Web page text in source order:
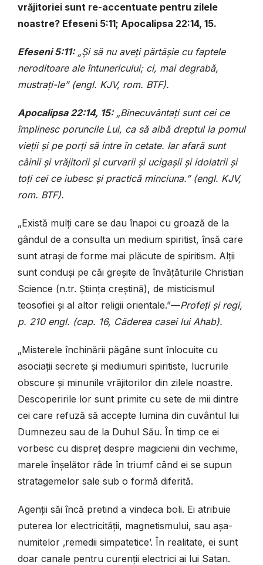
vrăjitoriei sunt re-accentuate pentru zilele
noastre? Efeseni 5:11; Apocalipsa 22:14, 15.
Efeseni 5:11:„Și să nu aveți părtășie cu faptele
neroditoare ale întunericului; ci, mai degrabă,
mustrați-le” (engl. KJV, rom. BTF).
Apocalipsa 22:14, 15:„Binecuvântați sunt cei ce
împlinesc poruncile Lui, ca să aibă dreptul la pomul
vieții și pe porți să intre în cetate. Iar afară sunt
câinii și vrăjitorii și curvarii și ucigașii și idolatrii și
toți cei ce iubesc și practică minciuna.” (engl. KJV,
rom. BTF).
„Există mulți care se dau înapoi cu groază de la
gândul de a consulta un medium spiritist, însă care
sunt atrași de forme mai plăcute de spiritism. Alții
sunt conduși pe căi greșite de învățăturile Christian
Science (n.tr. Știința creștină), de misticismul
teosofiei și al altor religii orientale.”—Profeți și regi,
p. 210 engl. (cap. 16, Căderea casei lui Ahab).
„Misterele închinării păgâne sunt înlocuite cu
asociații secrete și mediumuri spiritiste, lucrurile
obscure și minunile vrăjitorilor din zilele noastre.
Descoperirile lor sunt primite cu sete de mii dintre
cei care refuză să accepte lumina din cuvântul lui
Dumnezeu sau de la Duhul Său. În timp ce ei
vorbesc cu dispreț despre magicienii din vechime,
marele înșelător râde în triumf când ei se supun
stratagemelor sale sub o formă diferită.
Agenții săi încă pretind a vindeca boli. Ei atribuie
puterea lor electricității, magnetismului, sau așa-
numitelor ‚remedii simpatetice’. În realitate, ei sunt
doar canale pentru curenții electrici ai lui Satan.